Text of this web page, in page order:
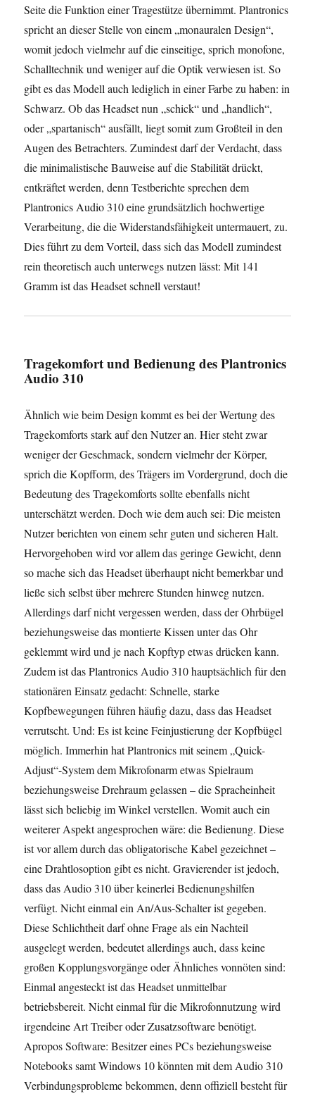
Seite die Funktion einer Tragestütze übernimmt. Plantronics
spricht an dieser Stelle von einem „monauralen Design“,
womit jedoch vielmehr auf die einseitige, sprich monofone,
Schalltechnik und weniger auf die Optik verwiesen ist. So
gibt es das Modell auch lediglich in einer Farbe zu haben: in
Schwarz. Ob das Headset nun „schick“ und „handlich“,
oder „spartanisch“ ausfällt, liegt somit zum Großteil in den
Augen des Betrachters. Zumindest darf der Verdacht, dass
die minimalistische Bauweise auf die Stabilität drückt,
entkräftet werden, denn Testberichte sprechen dem
Plantronics Audio 310 eine grundsätzlich hochwertige
Verarbeitung, die die Widerstandsfähigkeit untermauert, zu.
Dies führt zu dem Vorteil, dass sich das Modell zumindest
rein theoretisch auch unterwegs nutzen lässt: Mit 141
Gramm ist das Headset schnell verstaut!
Tragekomfort und Bedienung des Plantronics
Audio 310
Ähnlich wie beim Design kommt es bei der Wertung des
Tragekomforts stark auf den Nutzer an. Hier steht zwar
weniger der Geschmack, sondern vielmehr der Körper,
sprich die Kopfform, des Trägers im Vordergrund, doch die
Bedeutung des Tragekomforts sollte ebenfalls nicht
unterschätzt werden. Doch wie dem auch sei: Die meisten
Nutzer berichten von einem sehr guten und sicheren Halt.
Hervorgehoben wird vor allem das geringe Gewicht, denn
so mache sich das Headset überhaupt nicht bemerkbar und
ließe sich selbst über mehrere Stunden hinweg nutzen.
Allerdings darf nicht vergessen werden, dass der Ohrbügel
beziehungsweise das montierte Kissen unter das Ohr
geklemmt wird und je nach Kopftyp etwas drücken kann.
Zudem ist das Plantronics Audio 310 hauptsächlich für den
stationären Einsatz gedacht: Schnelle, starke
Kopfbewegungen führen häufig dazu, dass das Headset
verrutscht. Und: Es ist keine Feinjustierung der Kopfbügel
möglich. Immerhin hat Plantronics mit seinem „Quick-
Adjust“-System dem Mikrofonarm etwas Spielraum
beziehungsweise Drehraum gelassen – die Spracheinheit
lässt sich beliebig im Winkel verstellen. Womit auch ein
weiterer Aspekt angesprochen wäre: die Bedienung. Diese
ist vor allem durch das obligatorische Kabel gezeichnet –
eine Drahtlosoption gibt es nicht. Gravierender ist jedoch,
dass das Audio 310 über keinerlei Bedienungshilfen
verfügt. Nicht einmal ein An/Aus-Schalter ist gegeben.
Diese Schlichtheit darf ohne Frage als ein Nachteil
ausgelegt werden, bedeutet allerdings auch, dass keine
großen Kopplungsvorgänge oder Ähnliches vonnöten sind:
Einmal angesteckt ist das Headset unmittelbar
betriebsbereit. Nicht einmal für die Mikrofonnutzung wird
irgendeine Art Treiber oder Zusatzsoftware benötigt.
Apropos Software: Besitzer eines PCs beziehungsweise
Notebooks samt Windows 10 könnten mit dem Audio 310
Verbindungsprobleme bekommen, denn offiziell besteht für